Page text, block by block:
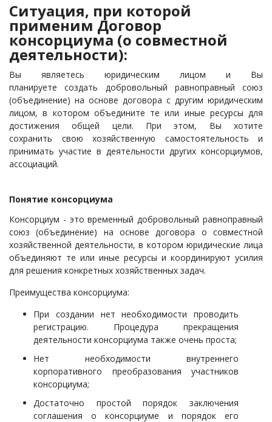
Ситуация, при которой
применим Договор
консорциума (о совместной
деятельности):
Вы являетесь юридическим лицом и Вы
планируете создать добровольный равноправный союз
(объединение) на основе договора с другим юридическим
лицом, в котором объедините те или иные ресурсы для
достиженияобщей цели. При этом, Вы хотите
сохранить свою хозяйственную самостоятельность и
принимать участие в деятельности других консорциумов,
ассоциаций.
Понятие консорциума
Консорциум - это временный добровольный равноправный
союз (объединение) на основе договора о совместной
хозяйственной деятельности, в котором юридические лица
объединяют те или иные ресурсы и координируют усилия
для решения конкретных хозяйственных задач.
Преимущества консорциума:
При создании нет необходимости проводить
регистрацию. Процедура прекращения
деятельности консорциума также очень проста;
Нет необходимости внутреннего
корпоративного преобразования участников
консорциума;
Достаточно простой порядок заключения
соглашения о консорциуме и порядок его